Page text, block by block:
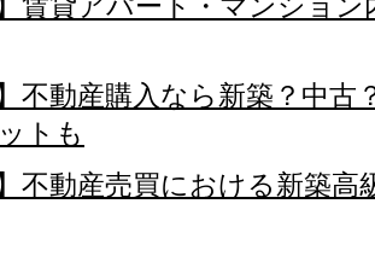
】不動産購入なら新築？中
トも
】不動産売買における新築